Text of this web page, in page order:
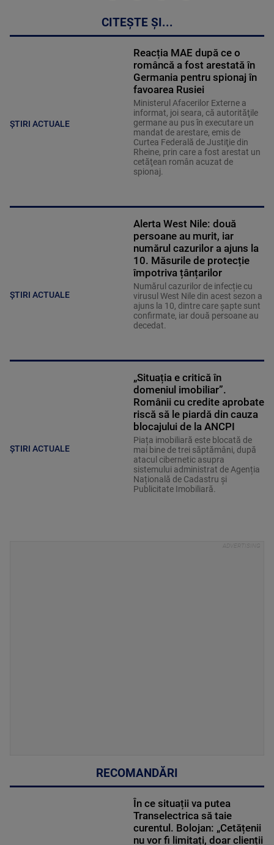
CITEȘTE ȘI...
ȘTIRI ACTUALE
Reacția MAE după ce o
româncă a fost arestată în
Germania pentru spionaj în
favoarea Rusiei
Ministerul Afacerilor Externe a
informat, joi seara, că autorităţile
germane au pus în executare un
mandat de arestare, emis de
Curtea Federală de Justiţie din
Rheine, prin care a fost arestat un
cetăţean român acuzat de
spionaj.
ȘTIRI ACTUALE
Alerta West Nile: două
persoane au murit, iar
numărul cazurilor a ajuns la
10. Măsurile de protecție
împotriva țânțarilor
Numărul cazurilor de infecție cu
virusul West Nile din acest sezon a
ajuns la 10, dintre care șapte sunt
confirmate, iar două persoane au
decedat.
ȘTIRI ACTUALE
„Situația e critică în
domeniul imobiliar”.
Românii cu credite aprobate
riscă să le piardă din cauza
blocajului de la ANCPI
Piața imobiliară este blocată de
mai bine de trei săptămâni, după
atacul cibernetic asupra
sistemului administrat de Agenția
Națională de Cadastru și
Publicitate Imobiliară.
RECOMANDĂRI
În ce situații va putea
Transelectrica să taie
curentul. Bolojan: „Cetățenii
nu vor fi limitați, doar clienții